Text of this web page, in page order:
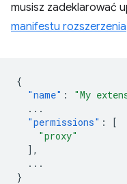
musisz zadeklarować
manifestu rozszerzenia
{
"name" : "My
...
"permissions" :
[
"proxy"
],
...
}